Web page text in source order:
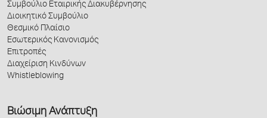
Συμβούλιο Εταιρικής Διακυβέρνησης
Διοικητικό Συμβούλιο
Θεσμικό Πλαίσιο
Εσωτερικός Κανονισμός
Επιτροπές
Διαχείριση Κινδύνων
Whistleblowing
Βιώσιμη Ανάπτυξη